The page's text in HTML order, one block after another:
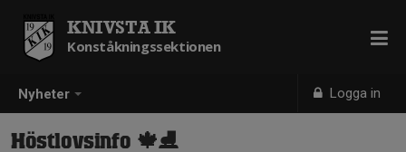
Nyheter Logga in
KNIVSTA IK
Konståkningssektionen
Höstlovsinfo 🍁⛸️